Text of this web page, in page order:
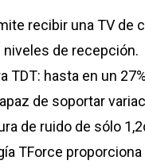
recibir una TV
de recepción.
TDT: hasta en un
de soportar
de ruido de sólo
TForce